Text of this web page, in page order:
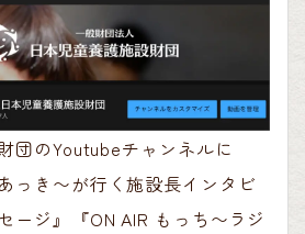
団のYoutubeチャンネルに
っき〜が行く施設長インタビ
ージ』『ON AIR もっち〜ラジ